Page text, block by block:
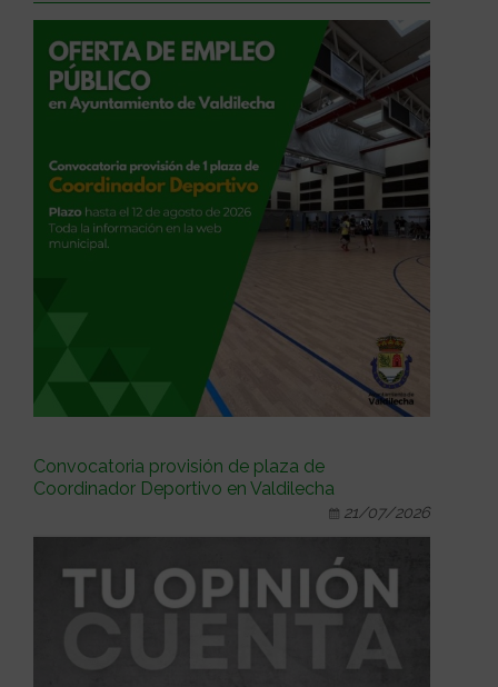
Convocatoria provisión de plaza de
Coordinador Deportivo en Valdilecha
21/07/2026